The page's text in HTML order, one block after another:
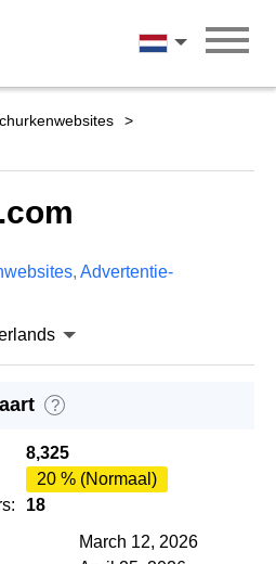
Nederlands
, Advertentie-
?
8,325
20 % (Normaal)
18
March 12, 2026